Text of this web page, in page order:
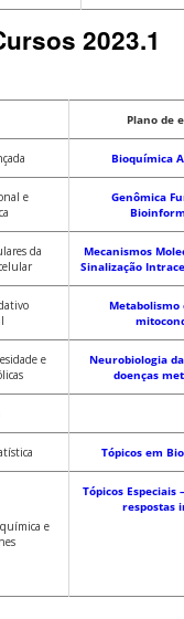
2023.1
Plano de
Bioquímica
e
Genômica
da
Mecanismos
Sinalização
Metabolismo
e
Neurobiologia
doenças
Tópicos em
e
Tópicos Especiais
respostas